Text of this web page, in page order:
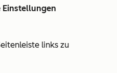
Einstellungen
links zu